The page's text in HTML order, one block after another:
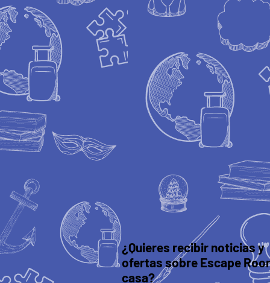
¿Quieres recibir noticias y
ofertas sobre Escape
casa?